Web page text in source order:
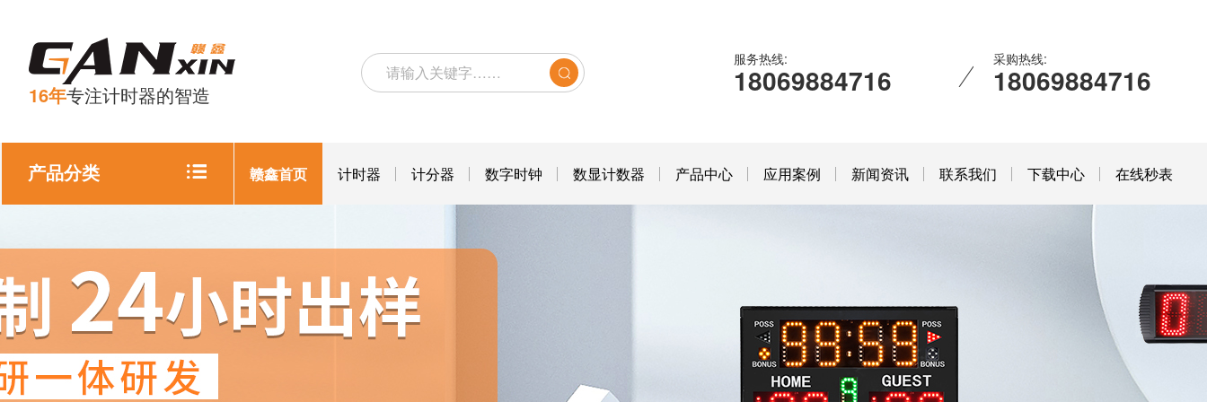
16年专注计时器的智造
服务热线:
18069884716
采购热线:
18069884716
产品分类 赣鑫首页 计时器 计分器 数字时钟 数显计数器 产品中心 应用案例 新闻资讯 联系我们 下载中心 在线秒表